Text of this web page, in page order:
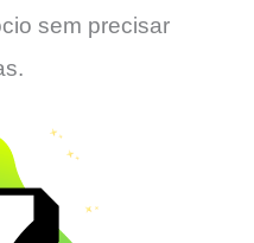
sem precisar